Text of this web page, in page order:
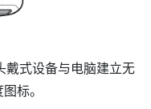
式设备与电脑建立无
标。